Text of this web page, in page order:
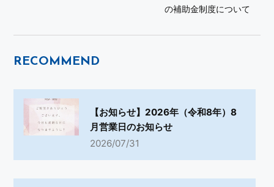
の補助金制度について
RECOMMEND
【お知らせ】2026年（令和8年）8
月営業日のお知らせ
2026/07/31